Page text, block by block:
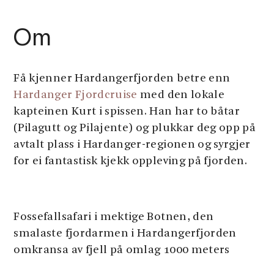
Om
Få kjenner Hardangerfjorden betre enn
Hardanger Fjordcruise med den lokale
kapteinen Kurt i spissen. Han har to båtar
(Pilagutt og Pilajente) og plukkar deg opp på
avtalt plass i Hardanger-regionen og syrgjer
for ei fantastisk kjekk oppleving på fjorden.
Fossefallsafari i mektige Botnen, den
smalaste fjordarmen i Hardangerfjorden
omkransa av fjell på omlag 1000 meters